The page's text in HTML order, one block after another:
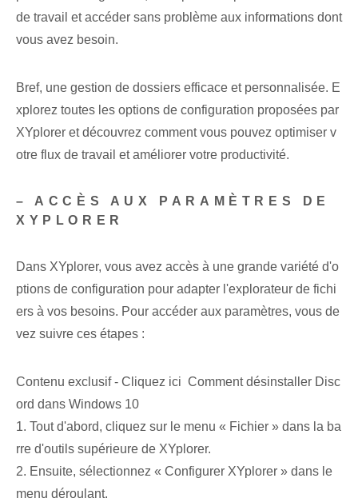
de travail et accéder sans problème aux informations dont
vous avez besoin.
Bref, une gestion de dossiers efficace et personnalisée. E
xplorez toutes les options de configuration proposées par
XYplorer et découvrez comment vous pouvez optimiser v
otre flux de travail et améliorer votre productivité.
– ACCÈS AUX PARAMÈTRES DE
XYPLORER
Dans XYplorer, vous avez accès⁤ à une grande variété d'o
ptions de configuration pour adapter l'explorateur de fichi
ers à vos besoins. Pour accéder aux paramètres, vous de
vez suivre ces étapes :
Contenu exclusif - Cliquez ici Comment désinstaller Disc
ord dans Windows 10
1. Tout d'abord, cliquez sur le menu « Fichier » dans la ba
rre d'outils supérieure de XYplorer.
2. Ensuite, sélectionnez « Configurer XYplorer » dans le
menu déroulant.